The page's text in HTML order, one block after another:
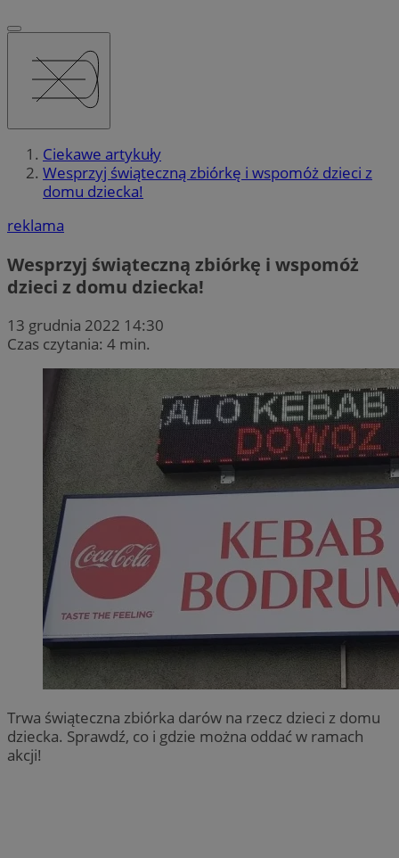
Ciekawe artykuły
Wesprzyj świąteczną zbiórkę i wspomóż dzieci z
domu dziecka!
reklama
Wesprzyj świąteczną zbiórkę i wspomóż
dzieci z domu dziecka!
13 grudnia 2022 14:30
Czas czytania: 4 min.
Trwa świąteczna zbiórka darów na rzecz dzieci z domu
dziecka. Sprawdź, co i gdzie można oddać w ramach
akcji!